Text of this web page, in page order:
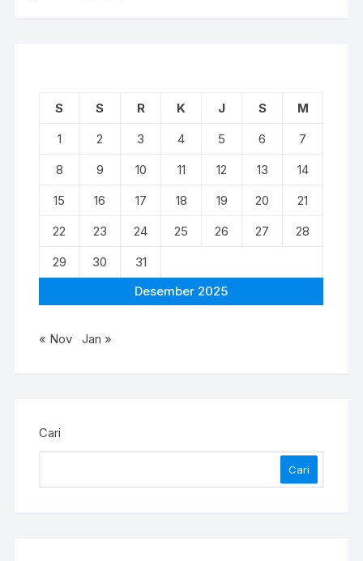
Desember 2025
S S R K J S
M
1
2 3 4 5 6
7
8
9 10 11 12 13
14
15
16 17 18 19 20
21
22
23 24 25 26 27
28
29
30 31
« Nov Jan »
Cari
Cari